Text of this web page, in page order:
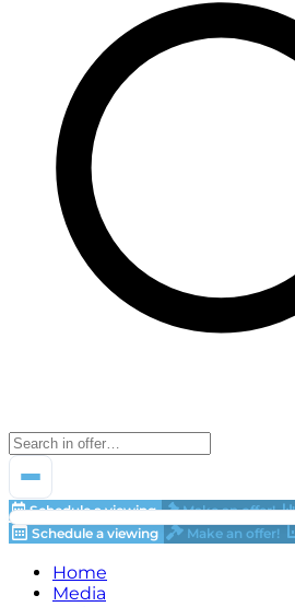
Schedule a viewing Make an offer!
Schedule a viewing
Make an offer!
Home
Media